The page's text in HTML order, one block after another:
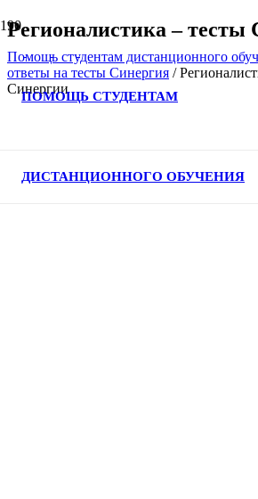
ПОМОЩЬ СТУДЕНТАМ
ДИСТАНЦИОННОГО ОБУЧЕНИЯ
Регионалистика – тесты
Помощь студентам дистанционного
ответы на тесты Синергия /
Синергии